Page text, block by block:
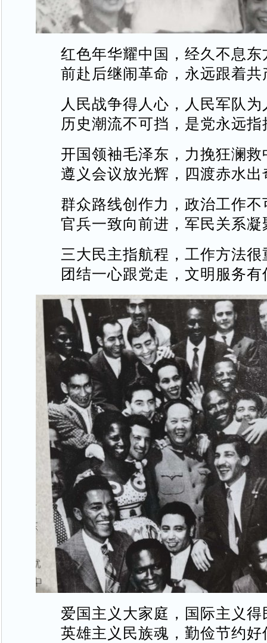
红色年华耀中国，经久不息东
前赴后继闹革命，永远跟着共
人民战争得人心，人民军队为
历史潮流不可挡，是党永远指
开国领袖毛泽东，力挽狂澜救
遵义会议放光辉，四渡赤水出
群众路线创作力，政治工作不
官兵一致向前进，军民关系凝
三大民主指航程，工作方法很
团结一心跟党走，文明服务有
爱国主义大家庭，国际主义得
英雄主义民族魂，勤俭节约好